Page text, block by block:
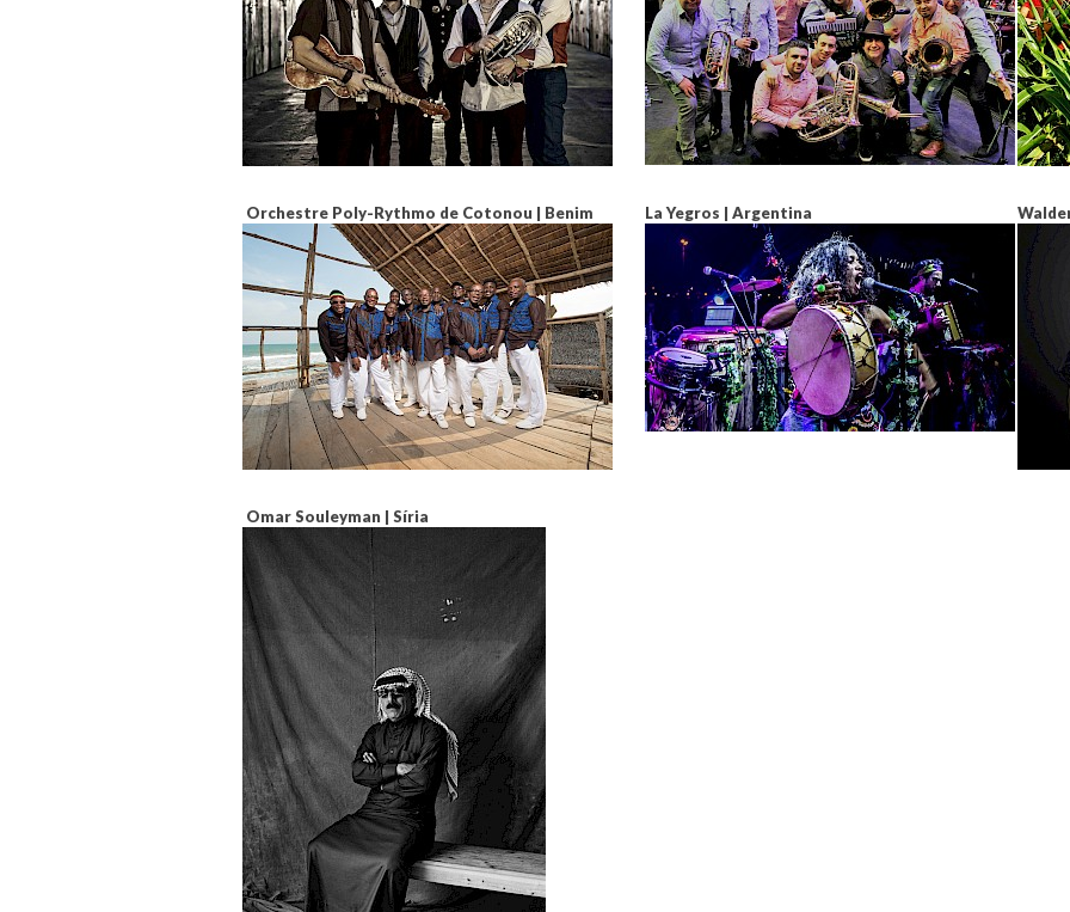
Orchestre Poly-Rythmo de Cotonou | Benim La Yegros | Argentina
Omar Souleyman | Síria